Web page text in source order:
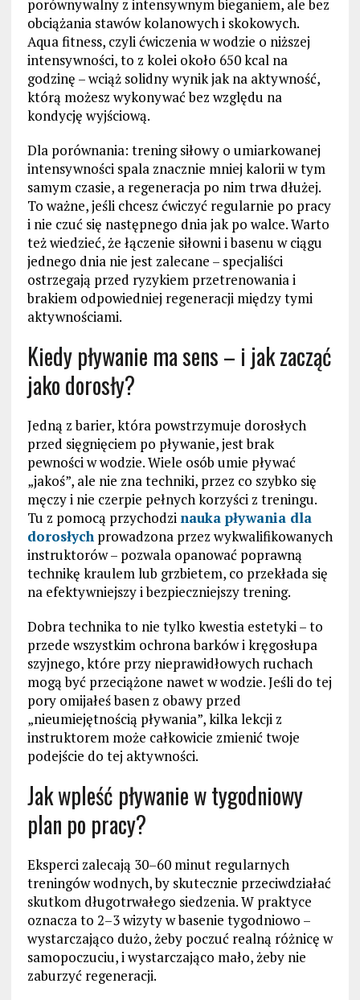
porównywalny z intensywnym bieganiem, ale bez
obciążania stawów kolanowych i skokowych.
Aqua fitness, czyli ćwiczenia w wodzie o niższej
intensywności, to z kolei około 650 kcal na
godzinę – wciąż solidny wynik jak na aktywność,
którą możesz wykonywać bez względu na
kondycję wyjściową.
Dla porównania: trening siłowy o umiarkowanej
intensywności spala znacznie mniej kalorii w tym
samym czasie, a regeneracja po nim trwa dłużej.
To ważne, jeśli chcesz ćwiczyć regularnie po pracy
i nie czuć się następnego dnia jak po walce. Warto
też wiedzieć, że łączenie siłowni i basenu w ciągu
jednego dnia nie jest zalecane – specjaliści
ostrzegają przed ryzykiem przetrenowania i
brakiem odpowiedniej regeneracji między tymi
aktywnościami.
Kiedy pływanie ma sens – i jak zacząć
jako dorosły?
Jedną z barier, która powstrzymuje dorosłych
przed sięgnięciem po pływanie, jest brak
pewności w wodzie. Wiele osób umie pływać
„jakoś”, ale nie zna techniki, przez co szybko się
męczy i nie czerpie pełnych korzyści z treningu.
Tu z pomocą przychodzi nauka pływania dla
dorosłychprowadzona przez wykwalifikowanych
instruktorów – pozwala opanować poprawną
technikę kraulem lub grzbietem, co przekłada się
na efektywniejszy i bezpieczniejszy trening.
Dobra technika to nie tylko kwestia estetyki – to
przede wszystkim ochrona barków i kręgosłupa
szyjnego, które przy nieprawidłowych ruchach
mogą być przeciążone nawet w wodzie. Jeśli do tej
pory omijałeś basen z obawy przed
„nieumiejętnością pływania”, kilka lekcji z
instruktorem może całkowicie zmienić twoje
podejście do tej aktywności.
Jak wpleść pływanie w tygodniowy
plan po pracy?
Eksperci zalecają 30–60 minut regularnych
treningów wodnych, by skutecznie przeciwdziałać
skutkom długotrwałego siedzenia. W praktyce
oznacza to 2–3 wizyty w basenie tygodniowo –
wystarczająco dużo, żeby poczuć realną różnicę w
samopoczuciu, i wystarczająco mało, żeby nie
zaburzyć regeneracji.